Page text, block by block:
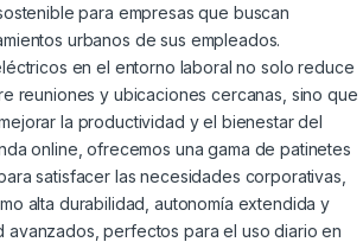
para empresas que buscan
urbanos de sus empleados.
en el entorno laboral no solo reduce
reuniones y ubicaciones cercanas, sino que
la productividad y el bienestar del
online, ofrecemos una gama de patinetes
satisfacer las necesidades corporativas,
alta durabilidad, autonomía extendida y
avanzados, perfectos para el uso diario en